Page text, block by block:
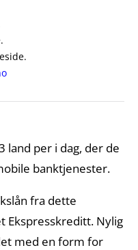
land per i dag, der de
banktjenester.
fra dette
Ekspresskreditt. Nylig
med en form for